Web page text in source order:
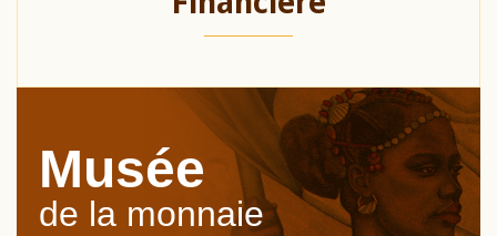
Musée
de la monnaie